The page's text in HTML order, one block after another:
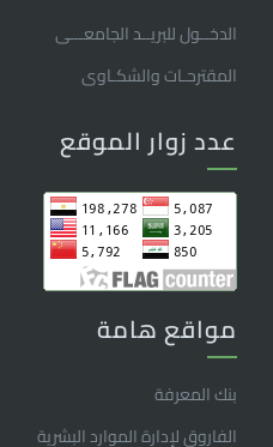
الدخــول للبريــد الجامعـــى
المقترحـات والشكـاوى
عدد زوار الموقع
مواقع هامة
بنك المعرفة
الفاروق ﻹدارة الموارد البشرية